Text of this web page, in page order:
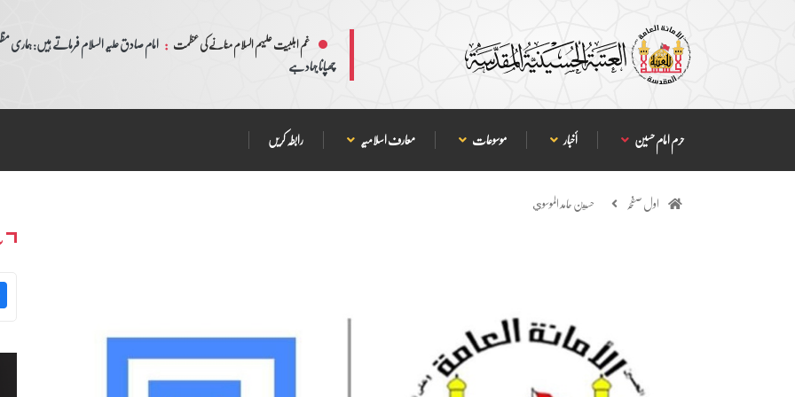
غم اہلبیت علیہم السلام منانے کی عظمت : امام صادق علیہ السلام فرماتے ہیں: ہماری
چھپانا جہاد ہے
حرم امام حسین أخبار موسوعات معارف اسلامیہ رابطہ کریں
اول صفحہ حسين حامد الموسوي